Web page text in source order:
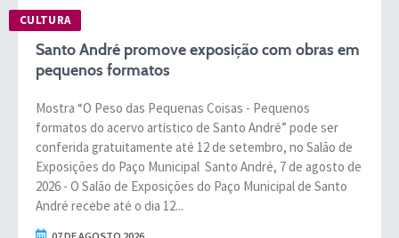
Sistema Colab
Autarquias
CULTURA
Santo André promove exposição com obras em
pequenos formatos
Mostra “O Peso das Pequenas Coisas - Pequenos
formatos do acervo artístico de Santo André” pode ser
conferida gratuitamente até 12 de setembro, no Salão de
Exposições do Paço Municipal Santo André, 7 de agosto de
2026 - O Salão de Exposições do Paço Municipal de Santo
André recebe até o dia 12...